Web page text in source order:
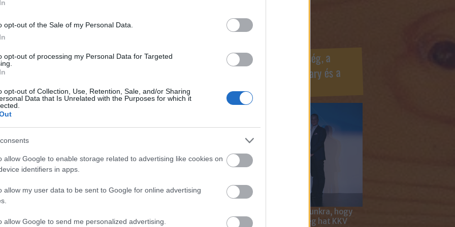
opt-out of the Sale of my Personal Data.
opt-out of processing my Personal Data for Targeted
opt-out of Collection, Use, Retention, Sale, and/or Sharing
Data that Is Unrelated with the Purposes for which it
allow Google to enable storage related to advertising like cookies on
identifiers in apps.
allow my user data to be sent to Google for online advertising
allow Google to send me personalized advertising.
id/17943754
értelmében felhasználói tartalomnak minősülnek, értük a
feltételekben és az adatvédelmi tájékoztatóban.
Magyar Marketing Szövetség, a
KREATÍV, az Internet Hungary és a
turizmus szakma díjai
Nagy megtiszteltetés számunkra, hogy
Magyar Marketing Szövetség hat KKV